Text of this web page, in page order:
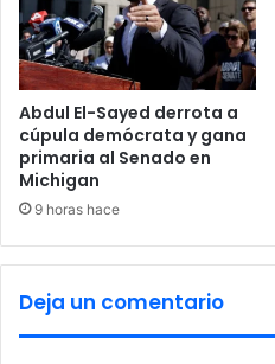
E
S
T
A
R
A
N
I
A
A
a
p
o
n
é
s
y
v
e
‘
Abdul El-Sayed derrota a
cúpula demócrata y gana
primaria al Senado en
Michigan
9 horas hace
Deja un comentario